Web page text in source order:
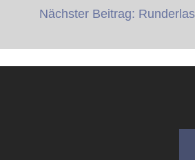
Nächster Beitrag: